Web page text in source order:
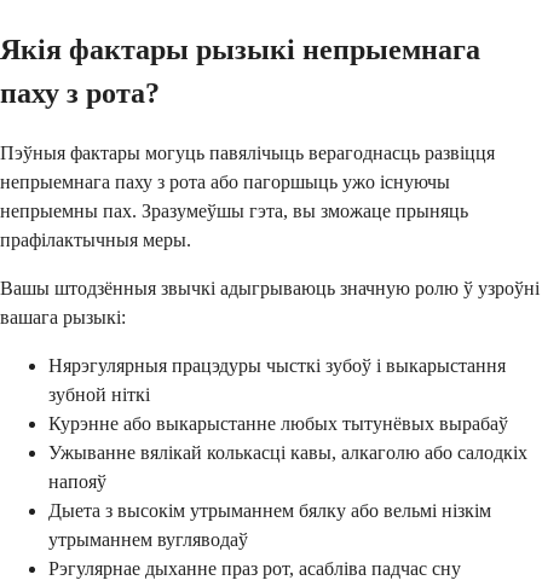
Якія фактары рызыкі непрыемнага
паху з рота?
Пэўныя фактары могуць павялічыць верагоднасць развіцця
непрыемнага паху з рота або пагоршыць ужо існуючы
непрыемны пах. Зразумеўшы гэта, вы зможаце прыняць
прафілактычныя меры.
Вашы штодзённыя звычкі адыгрываюць значную ролю ў узроўні
вашага рызыкі:
Нярэгулярныя працэдуры чысткі зубоў і выкарыстання
зубной ніткі
Курэнне або выкарыстанне любых тытунёвых вырабаў
Ужыванне вялікай колькасці кавы, алкаголю або салодкіх
напояў
Дыета з высокім утрыманнем бялку або вельмі нізкім
утрыманнем вугляводаў
Рэгулярнае дыханне праз рот, асабліва падчас сну